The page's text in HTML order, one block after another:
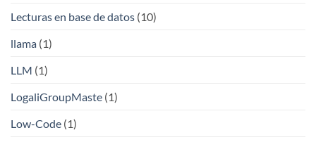
Lecturas en base de datos (10)
llama (1)
LLM (1)
LogaliGroupMaste (1)
Low-Code (1)